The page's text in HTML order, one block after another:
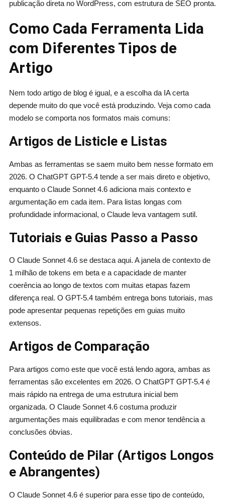
publicação direta no WordPress, com estrutura de SEO pronta.
Como Cada Ferramenta Lida
com Diferentes Tipos de
Artigo
Nem todo artigo de blog é igual, e a escolha da IA certa
depende muito do que você está produzindo. Veja como cada
modelo se comporta nos formatos mais comuns:
Artigos de Listicle e Listas
Ambas as ferramentas se saem muito bem nesse formato em
2026. O ChatGPT GPT-5.4 tende a ser mais direto e objetivo,
enquanto o Claude Sonnet 4.6 adiciona mais contexto e
argumentação em cada item. Para listas longas com
profundidade informacional, o Claude leva vantagem sutil.
Tutoriais e Guias Passo a Passo
O Claude Sonnet 4.6 se destaca aqui. A janela de contexto de
1 milhão de tokens em beta e a capacidade de manter
coerência ao longo de textos com muitas etapas fazem
diferença real. O GPT-5.4 também entrega bons tutoriais, mas
pode apresentar pequenas repetições em guias muito
extensos.
Artigos de Comparação
Para artigos como este que você está lendo agora, ambas as
ferramentas são excelentes em 2026. O ChatGPT GPT-5.4 é
mais rápido na entrega de uma estrutura inicial bem
organizada. O Claude Sonnet 4.6 costuma produzir
argumentações mais equilibradas e com menor tendência a
conclusões óbvias.
Conteúdo de Pilar (Artigos Longos
e Abrangentes)
O Claude Sonnet 4.6 é superior para esse tipo de conteúdo,